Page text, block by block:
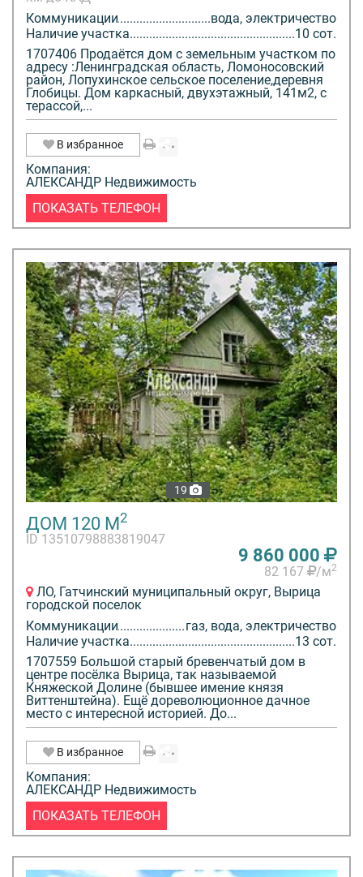
Коммуникации
вода, электричество
Наличие участка
10 сот.
1707406 Продаётся дом с земельным участком по
адресу :Ленинградская область, Ломоносовский
район, Лопухинское сельское поселение,деревня
Глобицы. Дом каркасный, двухэтажный, 141м2, с
терассой,...
В избранное
Компания:
АЛЕКСАНДР Недвижимость
ПОКАЗАТЬ ТЕЛЕФОН
19
ДОМ 120 М2
ID 13510798883819047
9 860 000
82 167 /м2
ЛО, Гатчинский муниципальный округ, Вырица
городской поселок
Коммуникации
газ, вода, электричество
Наличие участка
13 сот.
1707559 Большой старый бревенчатый дом в
центре посёлка Вырица, так называемой
Княжеской Долине (бывшее имение князя
Виттенштейна). Ещё дореволюционное дачное
место с интересной историей. До...
В избранное
Компания:
АЛЕКСАНДР Недвижимость
ПОКАЗАТЬ ТЕЛЕФОН